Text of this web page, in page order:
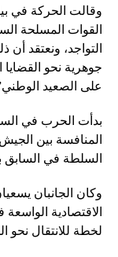
وقالت الحركة في
القوات المسلحة
التواجد، ونعتقد
جوهرية نحو
على الصعيد
المنافسة بين
السلطة في السابق
وكان الجانبان
الاقتصادية
لخطة للانتقال نحو